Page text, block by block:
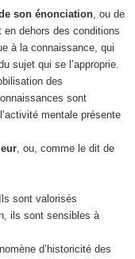
son énonciation, ou de
dehors des conditions
à la connaissance, qui
sujet qui se l’approprie.
des
sont
mentale présente
, ou, comme le dit de
sont valorisés
ils sont sensibles à
d’historicité des